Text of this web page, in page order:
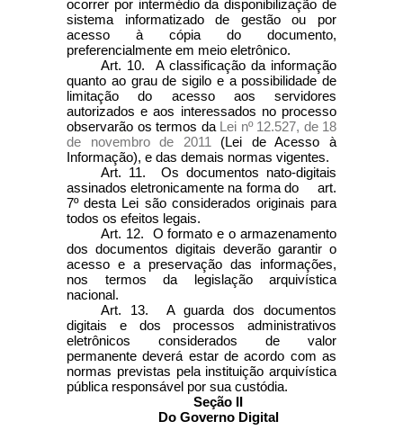
ocorrer por intermédio da disponibilização de
sistema informatizado de gestão ou por
acesso à cópia do documento,
preferencialmente em meio eletrônico.
Art. 10. A classificação da informação
quanto ao grau de sigilo e a possibilidade de
limitação do acesso aos servidores
autorizados e aos interessados no processo
observarão os termos da Lei nº 12.527, de 18
de novembro de 2011
(Lei de Acesso à
Informação), e das demais normas vigentes.
Art. 11. Os documentos nato-digitais
assinados eletronicamente na forma do art.
7º desta Lei são considerados originais para
todos os efeitos legais.
Art. 12. O formato e o armazenamento
dos documentos digitais deverão garantir o
acesso e a preservação das informações,
nos termos da legislação arquivística
nacional.
Art. 13. A guarda dos documentos
digitais e dos processos administrativos
eletrônicos considerados de valor
permanente deverá estar de acordo com as
normas previstas pela instituição arquivística
pública responsável por sua custódia.
Seção II
Do Governo Digital